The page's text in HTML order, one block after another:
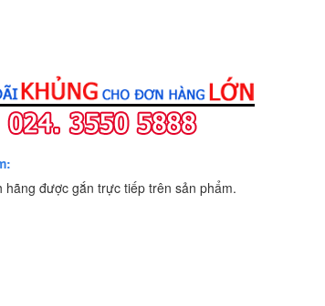
được gắn trực tiếp trên sản phẩm.